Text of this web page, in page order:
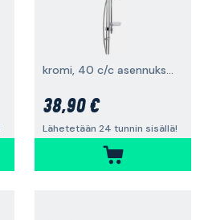
kromi, 40 c/c asennukseen
38,90 €
Lähetetään 24 tunnin sisällä!